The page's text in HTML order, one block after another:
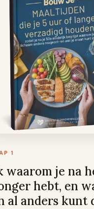
1
waarom je na
hebt, en
al anders kunt